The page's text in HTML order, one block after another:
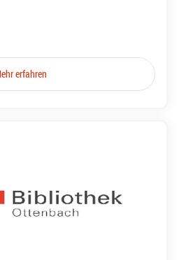
erfahren